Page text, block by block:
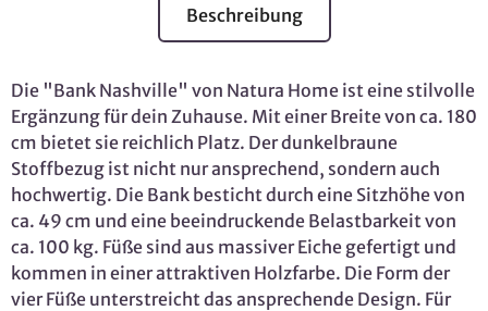
Beschreibung
Die "Bank Nashville" von Natura Home ist eine stilvolle
Ergänzung für dein Zuhause. Mit einer Breite von ca. 180
cm bietet sie reichlich Platz. Der dunkelbraune
Stoffbezug ist nicht nur ansprechend, sondern auch
hochwertig. Die Bank besticht durch eine Sitzhöhe von
ca. 49 cm und eine beeindruckende Belastbarkeit von
ca. 100 kg. Füße sind aus massiver Eiche gefertigt und
kommen in einer attraktiven Holzfarbe. Die Form der
vier Füße unterstreicht das ansprechende Design. Für